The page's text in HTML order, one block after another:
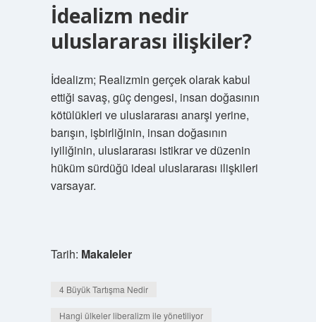
İdealizm nedir
uluslararası ilişkiler?
İdealizm; Realizmin gerçek olarak kabul
ettiği savaş, güç dengesi, insan doğasının
kötülükleri ve uluslararası anarşi yerine,
barışın, işbirliğinin, insan doğasının
iyiliğinin, uluslararası istikrar ve düzenin
hüküm sürdüğü ideal uluslararası ilişkileri
varsayar.
Tarih: Makaleler
4 Büyük Tartışma Nedir
Hangi ülkeler liberalizm ile yönetiliyor